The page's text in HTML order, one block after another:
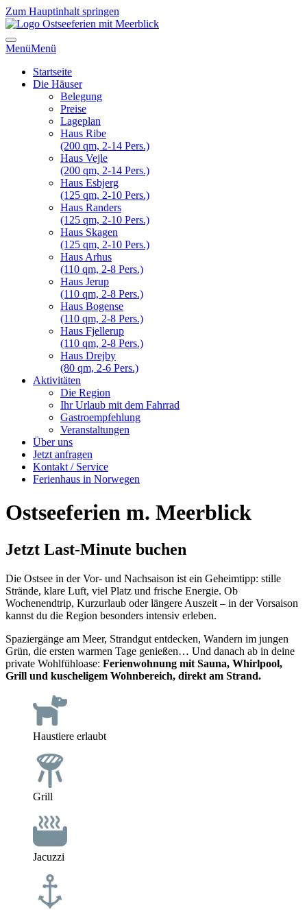
Zum Hauptinhalt springen
MenüMenü
Startseite
Die Häuser
Belegung
Preise
Lageplan
Haus Ribe
(200 qm, 2-14 Pers.)
Haus Vejle
(200 qm, 2-14 Pers.)
Haus Esbjerg
(125 qm, 2-10 Pers.)
Haus Randers
(125 qm, 2-10 Pers.)
Haus Skagen
(125 qm, 2-10 Pers.)
Haus Arhus
(110 qm, 2-8 Pers.)
Haus Jerup
(110 qm, 2-8 Pers.)
Haus Bogense
(110 qm, 2-8 Pers.)
Haus Fjellerup
(110 qm, 2-8 Pers.)
Haus Drejby
(80 qm, 2-6 Pers.)
Aktivitäten
Die Region
Ihr Urlaub mit dem Fahrrad
Gastroempfehlung
Veranstaltungen
Über uns
Jetzt anfragen
Kontakt / Service
Ferienhaus in Norwegen
Ostseeferien m. Meerblick
Jetzt Last-Minute buchen
Die Ostsee in der Vor- und Nachsaison ist ein Geheimtipp: stille
Strände, klare Luft, viel Platz und frische Energie. Ob
Wochenendtrip, Kurzurlaub oder längere Auszeit – in der Vorsaison
kannst du die Region besonders intensiv erleben.
Spaziergänge am Meer, Strandgut entdecken, Wandern im jungen
Grün, die ersten warmen Tage genießen… Und danach ab in deine
private Wohlfühloase: Ferienwohnung mit Sauna, Whirlpool,
Grill und kuscheligem Wohnbereich, direkt am Strand.
Haustiere erlaubt
Grill
Jacuzzi